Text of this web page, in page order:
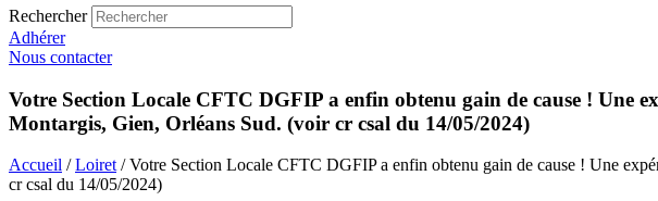
Rechercher
Adhérer
Nous contacter
Votre Section Locale CFTC DGFIP a enfin obtenu gain de cause ! Une
Montargis, Gien, Orléans Sud. (voir cr csal du 14/05/2024)
Accueil /Loiret/ Votre Section Locale CFTC DGFIP a enfin obtenu gain de cause ! Une
cr csal du 14/05/2024)